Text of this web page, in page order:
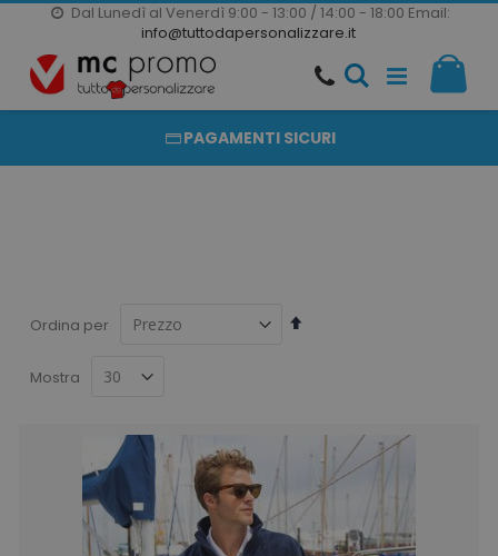
Dal Lunedì al Venerdì 9:00 - 13:00 / 14:00 - 18:00 Email:
info@tuttodapersonalizzare.it
Salta
al
contenuto
20000 PRODOTTI
PRODOTTI COMPLETAMENTE PERSONALIZZABILI
PAGAMENTI SICURI
Ordina per
Mostra